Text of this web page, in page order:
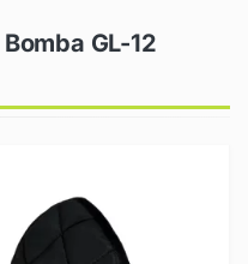
GL-12